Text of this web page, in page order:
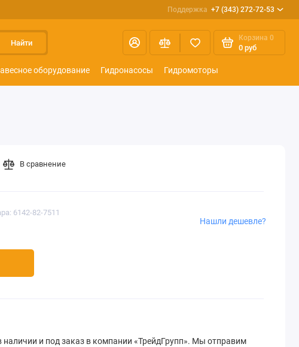
Поддержка +7 (343) 272-72-53
Найти
Корзина 0
0 руб
оборудование Гидронасосы Гидромоторы
6142-82-7511
Нашли дешевле?
В сравнение
наличии и под заказ в компании «ТрейдГрупп». Мы отправим